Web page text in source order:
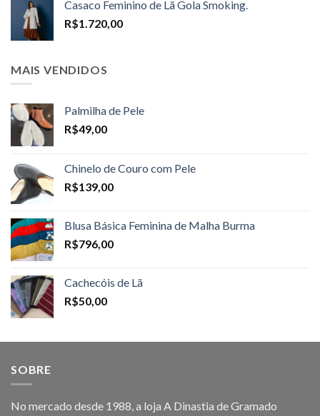
through
Casaco Feminino de Lã Gola Smoking.
R$1.720,00
MAIS VENDIDOS
Palmilha de Pele
R$49,00
Chinelo de Couro com Pele
R$139,00
Blusa Básica Feminina de Malha Burma
R$796,00
Cachecóis de Lã
R$50,00
SOBRE
No mercado desde 1988, a loja A Dinastia de Gramado